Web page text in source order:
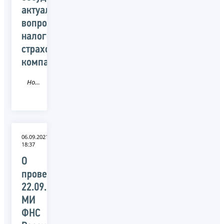
актуальные
вопросы
налогообложения
страховых
компаний
Новость
06.09.2021
18:37
О
проведении
22.09.2021
МИ
ФНС